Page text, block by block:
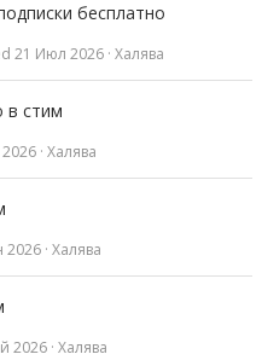
бесплатно
Халява
21 Июл 2026
в стим
Халява
Халява
2026
Халява
2026